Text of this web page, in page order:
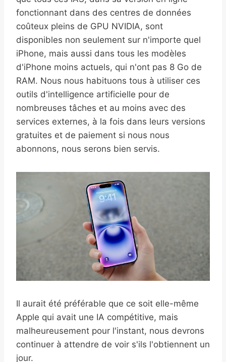
fonctionnant dans des centres de données
coûteux pleins de GPU NVIDIA, sont
disponibles non seulement sur n'importe quel
iPhone, mais aussi dans tous les modèles
d'iPhone moins actuels, qui n'ont pas 8 Go de
RAM. Nous nous habituons tous à utiliser ces
outils d'intelligence artificielle pour de
nombreuses tâches et au moins avec des
services externes, à la fois dans leurs versions
gratuites et de paiement si nous nous
abonnons, nous serons bien servis.
Il aurait été préférable que ce soit elle-même
Apple qui avait une IA compétitive, mais
malheureusement pour l'instant, nous devrons
continuer à attendre de voir s'ils l'obtiennent un
jour.